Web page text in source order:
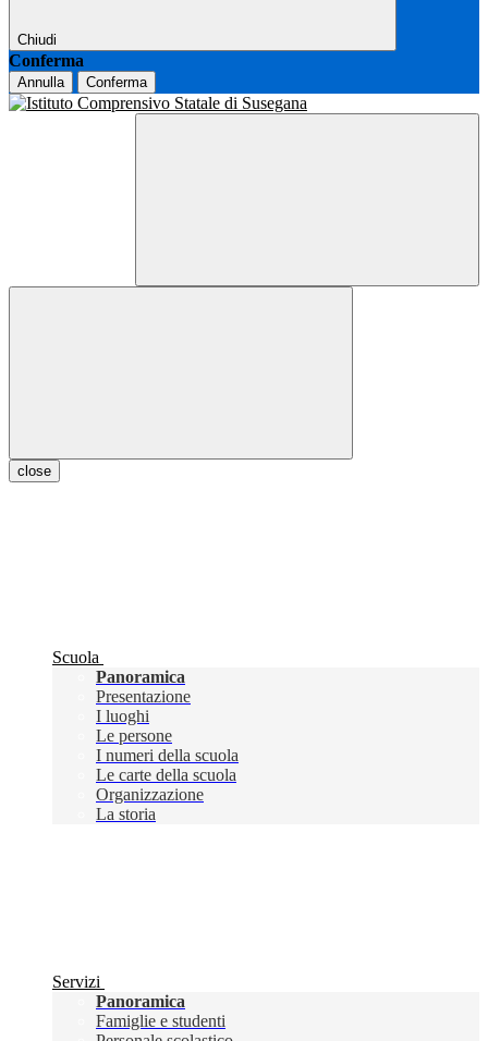
Chiudi
Conferma
Annulla Conferma
close
Scuola
Panoramica
Presentazione
I luoghi
Le persone
I numeri della scuola
Le carte della scuola
Organizzazione
La storia
Servizi
Panoramica
Famiglie e studenti